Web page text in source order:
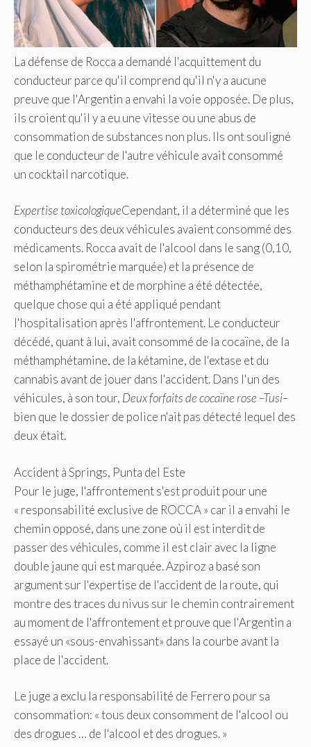
La défense de Rocca a demandé l'acquittement du
conducteur parce qu'il comprend qu'il n'y a aucune
preuve que l'Argentin a envahi la voie opposée. De plus,
ils croient qu'il y a eu une vitesse ou une abus de
consommation de substances non plus. Ils ont souligné
que le conducteur de l'autre véhicule avait consommé
un cocktail narcotique.
Expertise toxicologiqueCependant, il a déterminé que les
conducteurs des deux véhicules avaient consommé des
médicaments. Rocca avait de l'alcool dans le sang (0,10,
selon la spirométrie marquée) et la présence de
méthamphétamine et de morphine a été détectée,
quelque chose qui a été appliqué pendant
l'hospitalisation après l'affrontement. Le conducteur
décédé, quant à lui, avait consommé de la cocaïne, de la
méthamphétamine, de la kétamine, de l'extase et du
cannabis avant de jouer dans l'accident. Dans l'un des
véhicules, à son tour, Deux forfaits de cocaïne rose –Tusi–
bien que le dossier de police n'ait pas détecté lequel des
deux était.
Accident à Springs, Punta del Este
Pour le juge, l'affrontement s'est produit pour une
« responsabilité exclusive de ROCCA » car il a envahi le
chemin opposé, dans une zone où il est interdit de
passer des véhicules, comme il est clair avec la ligne
double jaune qui est marquée. Azpiroz a basé son
argument sur l'expertise de l'accident de la route, qui
montre des traces du nivus sur le chemin contrairement
au moment de l'affrontement et prouve que l'Argentin a
essayé un «sous-envahissant» dans la courbe avant la
place de l'accident.
Le juge a exclu la responsabilité de Ferrero pour sa
consommation: « tous deux consomment de l'alcool ou
des drogues … de l'alcool et des drogues. »